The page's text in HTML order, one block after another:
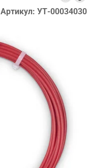
Артикул: УТ-00034030